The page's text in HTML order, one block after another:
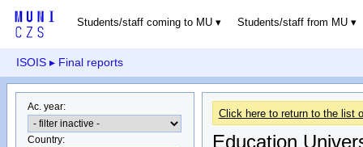
Students/staff coming to MU Students/staff from MU
ISOIS ▸ Final reports
Ac. year:
Country:
Click here to return to the list
Education